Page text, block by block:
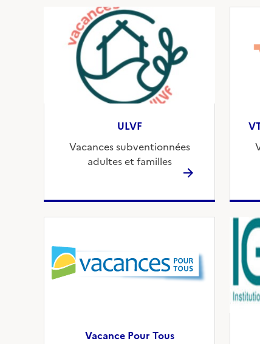
ULVF
Vacances subventionnées
adultes et familles
Vacance Pour Tous